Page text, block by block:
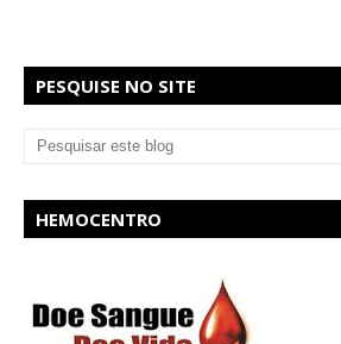
PESQUISE NO SITE
HEMOCENTRO